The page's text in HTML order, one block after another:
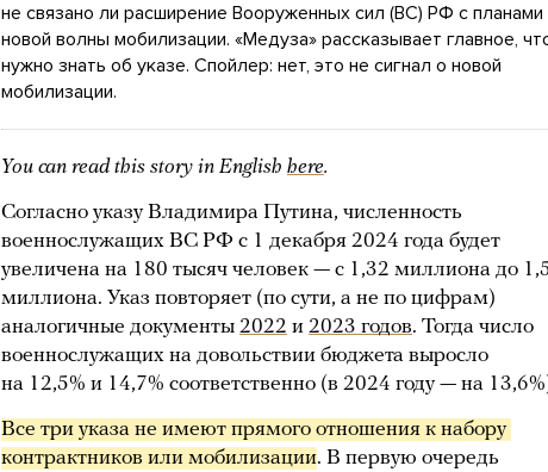
не связано ли расширение Вооруженных сил (ВС) РФ с планами
новой волны мобилизации. «Медуза» рассказывает главное,
нужно знать об указе. Спойлер: нет, это не сигнал о новой
мобилизации.
You can read this story in English here.
Согласно указу Владимира Путина, численность
военнослужащих ВС РФ с 1 декабря 2024 года будет
увеличена на 180 тысяч человек — с 1,32 миллиона до
миллиона. Указ повторяет (по сути, а не по цифрам)
аналогичные документы 2022 и 2023 годов. Тогда число
военнослужащих на довольствии бюджета выросло
на 12,5% и 14,7% соответственно (в 2024 году — на
Все три указа не имеют прямого отношения к набору
контрактников или мобилизации. В первую очередь